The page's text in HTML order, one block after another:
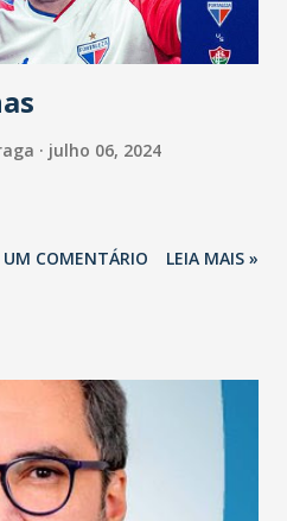
julho 06, 2024
UM COMENTÁRIO LEIA MAIS »